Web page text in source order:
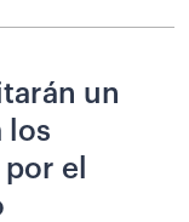
un
los
el